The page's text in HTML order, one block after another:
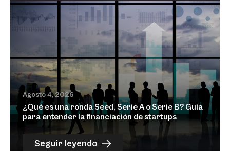
Agosto 4, 2026
¿Qué es una ronda Seed, Serie A o Serie B? Guía
para entender la financiación de startups
Seguir leyendo